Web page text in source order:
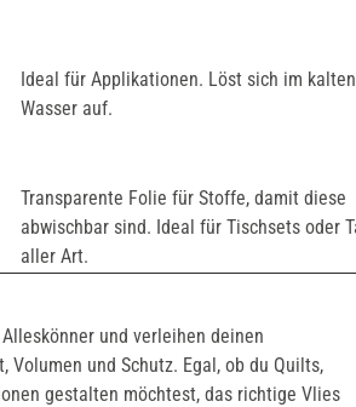
Ideal für Applikationen. Löst sich im kalten
Wasser auf.
Transparente Folie für Stoffe, damit diese
abwischbar sind. Ideal für Tischsets oder
aller Art.
und verleihen deinen
Volumen und Schutz. Egal, ob du Quilts,
gestalten möchtest, das richtige Vlies